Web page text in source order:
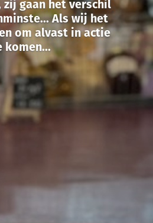
gaan het verschil
Als wij het
om alvast in actie
komen...